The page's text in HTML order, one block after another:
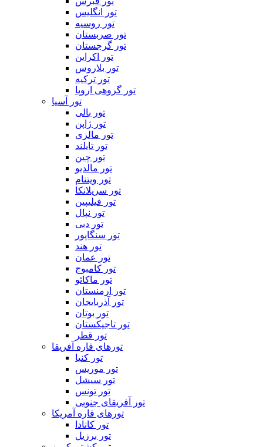
تور انگلیس
تور روسیه
تور صربستان
تور گرجستان
تور اکراین
تور بلاروس
تور ترکیه
تور گروهی اروپا
تور آسیا
تور بالی
تور ژاپن
تور مالزی
تور تایلند
تور چین
تور مالدیو
تور ویتنام
تور سریلانکا
تور فیلیپین
تور نپال
تور دبی
تور سنگاپور
تور هند
تور عمان
تور کامبوج
تور ماکائو
تور ارمنستان
تور آذربایجان
تور بوتان
تور تاجیکستان
تور قطر
تورهای قاره آفریقا
تور کنیا
تور موریس
تور سیشل
تور تونس
تور آفریقای جنوبی
تورهای قاره آمریکا
تور کانادا
تور برزیل